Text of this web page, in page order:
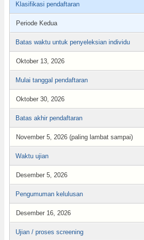
Klasifikasi pendaftaran
Periode Kedua
Batas waktu untuk penyeleksian individu
Oktober 13, 2026
Mulai tanggal pendaftaran
Oktober 30, 2026
Batas akhir pendaftaran
November 5, 2026 (paling lambat sampai)
Waktu ujian
Desember 5, 2026
Pengumuman kelulusan
Desember 16, 2026
Ujian / proses screening